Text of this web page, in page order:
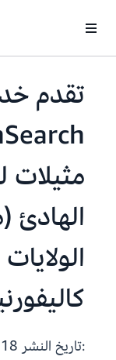
مثيلات
:تاريخ النشر